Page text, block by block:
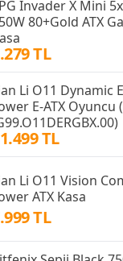
Invader X Mini
80+Gold ATX
TL
Li O11 Dynamic
E-ATX Oyuncu
TL
Li O11 Vision
ATX Kasa
TL